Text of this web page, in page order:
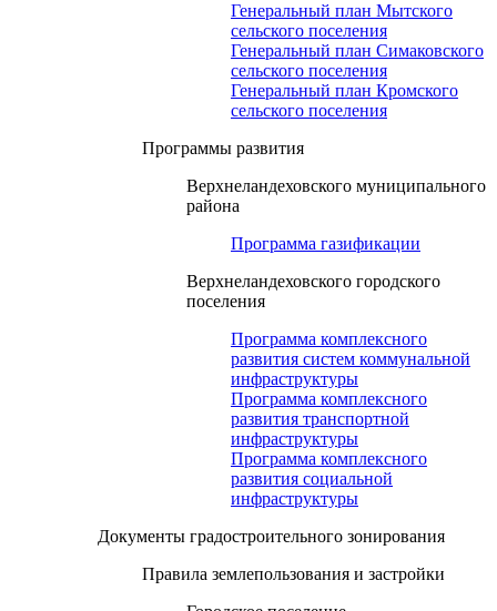
Генеральный план Мытского
сельского поселения
Генеральный план Симаковского
сельского поселения
Генеральный план Кромского
сельского поселения
Программы развития
Верхнеландеховского муниципального
района
Программа газификации
Верхнеландеховского городского
поселения
Программа комплексного
развития систем коммунальной
инфраструктуры
Программа комплексного
развития транспортной
инфраструктуры
Программа комплексного
развития социальной
инфраструктуры
Документы градостроительного зонирования
Правила землепользования и застройки